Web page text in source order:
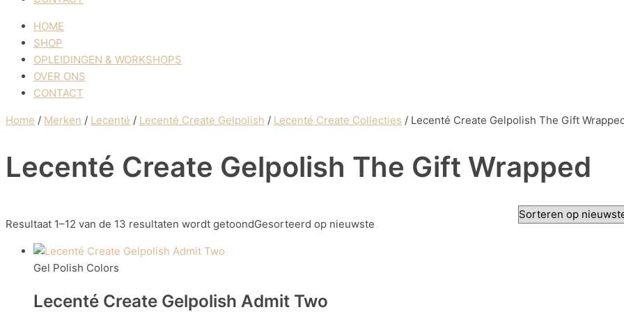
HOME
SHOP
OPLEIDINGEN & WORKSHOPS
OVER ONS
CONTACT
Home / Merken / Lecenté / Lecenté Create Gelpolish / Lecenté Create Collecties / Lecenté Create Gelpolish The Gift
Lecenté Create Gelpolish The Gift Wrapped
Resultaat 1–12 van de 13 resultaten wordt getoondGesorteerd op nieuwste
Gel Polish Colors
Lecenté Create Gelpolish Admit Two